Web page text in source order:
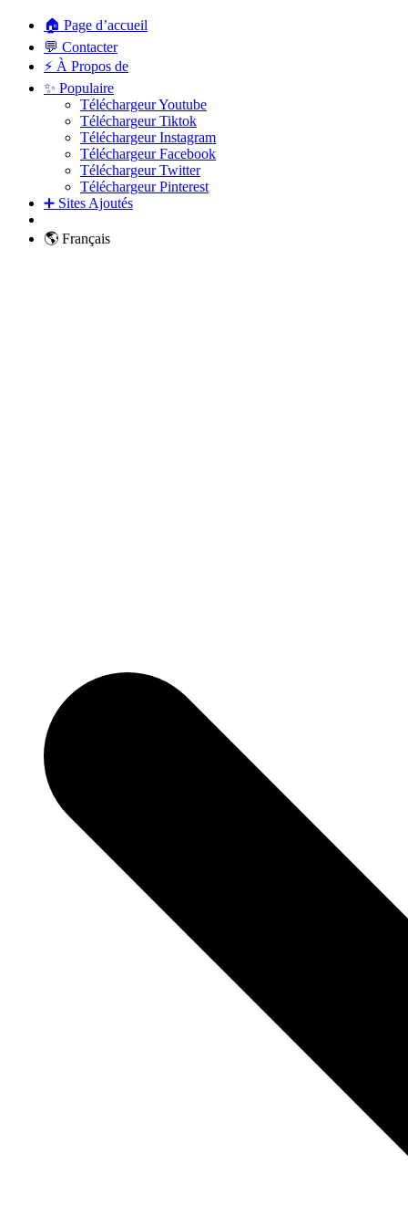
🏠 Page d’accueil
💬 Contacter
⚡ À Propos de
✨ Populaire
Téléchargeur Youtube
Téléchargeur Tiktok
Téléchargeur Instagram
Téléchargeur Facebook
Téléchargeur Twitter
Téléchargeur Pinterest
➕ Sites Ajoutés
🌎 Français